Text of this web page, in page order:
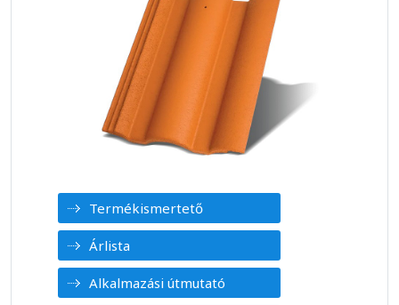
Termékismertető
Árlista
Alkalmazási útmutató